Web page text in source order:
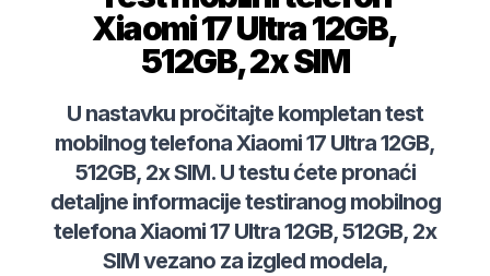
Xiaomi17 Ultra 12GB,
512GB, 2x SIM
U nastavku pročitajte kompletan test
mobilnog telefonaXiaomi17 Ultra 12GB,
512GB, 2x SIM. U testu ćete pronaći
detaljne informacije testiranog mobilnog
telefonaXiaomi17 Ultra 12GB, 512GB, 2x
SIMvezano za izgled modela,